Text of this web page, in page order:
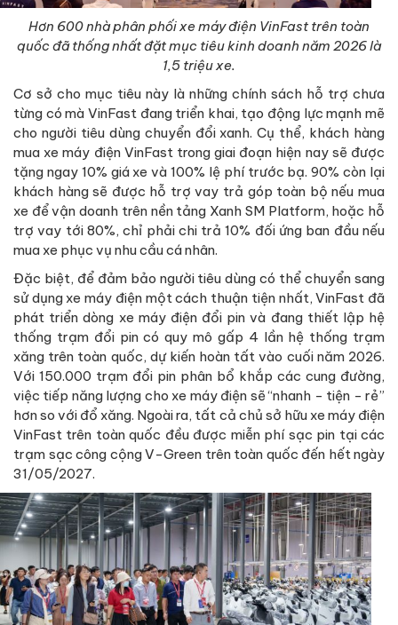
Hơn 600 nhà phân phối xe máy điện VinFast trên toàn
quốc đã thống nhất đặt mục tiêu kinh doanh năm 2026 là
1,5 triệu xe.
Cơ sở cho mục tiêu này là những chính sách hỗ trợ chưa
từng có mà VinFast đang triển khai, tạo động lực mạnh mẽ
cho người tiêu dùng chuyển đổi xanh. Cụ thể, khách hàng
mua xe máy điện VinFast trong giai đoạn hiện nay sẽ được
tặng ngay 10% giá xe và 100% lệ phí trước bạ. 90% còn lại
khách hàng sẽ được hỗ trợ vay trả góp toàn bộ nếu mua
xe để vận doanh trên nền tảng Xanh SM Platform, hoặc hỗ
trợ vay tới 80%, chỉ phải chi trả 10% đối ứng ban đầu nếu
mua xe phục vụ nhu cầu cá nhân.
Đặc biệt, để đảm bảo người tiêu dùng có thể chuyển sang
sử dụng xe máy điện một cách thuận tiện nhất, VinFast đã
phát triển dòng xe máy điện đổi pin và đang thiết lập hệ
thống trạm đổi pin có quy mô gấp 4 lần hệ thống trạm
xăng trên toàn quốc, dự kiến hoàn tất vào cuối năm 2026.
Với 150.000 trạm đổi pin phân bổ khắp các cung đường,
việc tiếp năng lượng cho xe máy điện sẽ “nhanh - tiện - rẻ”
hơn so với đổ xăng. Ngoài ra, tất cả chủ sở hữu xe máy điện
VinFast trên toàn quốc đều được miễn phí sạc pin tại các
trạm sạc công cộng V-Green trên toàn quốc đến hết ngày
31/05/2027.